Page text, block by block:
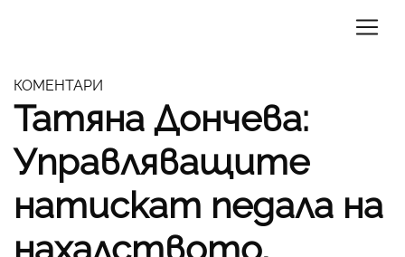
КОМЕНТАРИ
Татяна Дончева:
Управляващите
натискат педала на
нахалството,